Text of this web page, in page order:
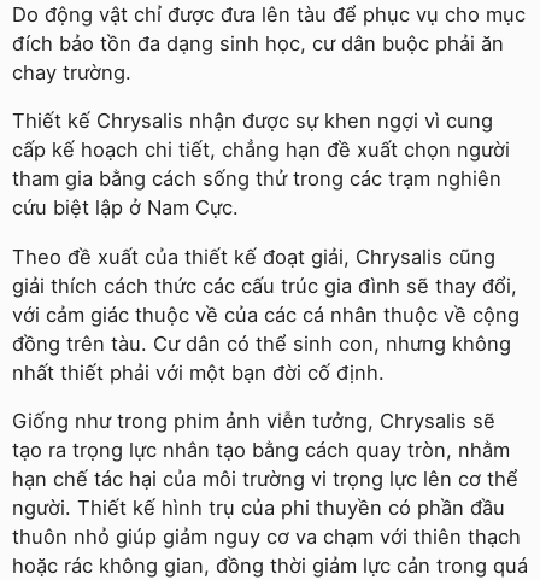
Do động vật chỉ được đưa lên tàu để phục vụ cho mục
đích bảo tồn đa dạng sinh học, cư dân buộc phải ăn
chay trường.
Thiết kế Chrysalis nhận được sự khen ngợi vì cung
cấp kế hoạch chi tiết, chẳng hạn đề xuất chọn người
tham gia bằng cách sống thử trong các trạm nghiên
cứu biệt lập ở Nam Cực.
Theo đề xuất của thiết kế đoạt giải, Chrysalis cũng
giải thích cách thức các cấu trúc gia đình sẽ thay đổi,
với cảm giác thuộc về của các cá nhân thuộc về cộng
đồng trên tàu. Cư dân có thể sinh con, nhưng không
nhất thiết phải với một bạn đời cố định.
Giống như trong phim ảnh viễn tưởng, Chrysalis sẽ
tạo ra trọng lực nhân tạo bằng cách quay tròn, nhằm
hạn chế tác hại của môi trường vi trọng lực lên cơ thể
người. Thiết kế hình trụ của phi thuyền có phần đầu
thuôn nhỏ giúp giảm nguy cơ va chạm với thiên thạch
hoặc rác không gian, đồng thời giảm lực cản trong quá